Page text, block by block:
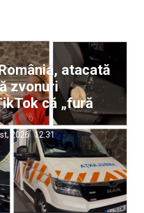
atacată
zvonuri
că „fură
2026 12:31